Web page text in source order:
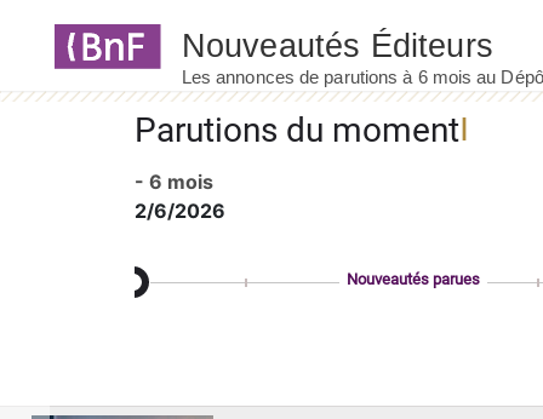
Parutions du moment
- 6 mois
2/6/2026
Nouveautés parues